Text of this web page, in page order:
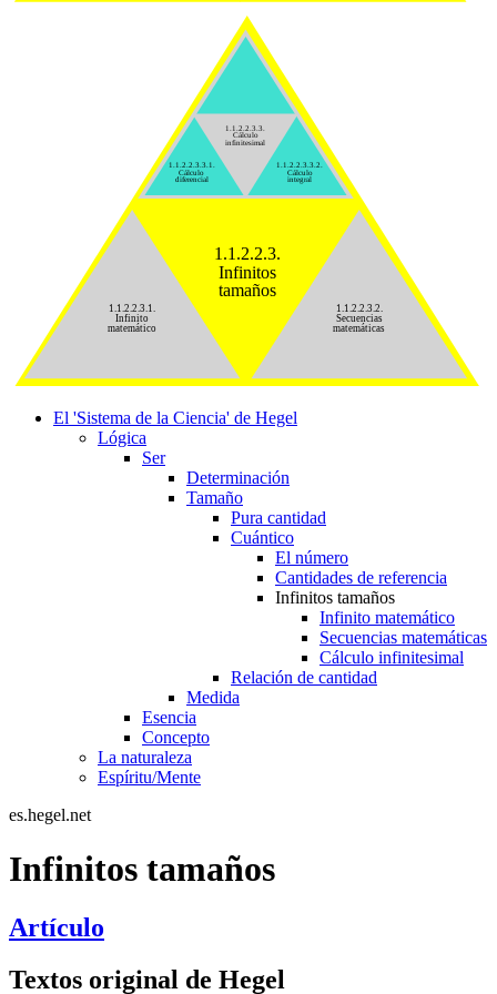
1.1.2.2.3.
Infinitos
tamaños
1.1.2.2.3.1.
Infinito
matemático
1.1.2.2.3.2.
Secuencias
matemáticas
1.1.2.2.3.3.
Cálculo
infinitesimal
1.1.2.2.3.3.1.
Cálculo
diferencial
1.1.2.2.3.3.2.
Cálculo
integral
El 'Sistema de la Ciencia' de Hegel
Lógica
Ser
Determinación
Tamaño
Pura cantidad
Cuántico
El número
Cantidades de referencia
Infinitos tamaños
Infinito matemático
Secuencias matemáticas
Cálculo infinitesimal
Relación de cantidad
Medida
Esencia
Concepto
La naturaleza
Espíritu/Mente
es.hegel.net
Infinitos tamaños
Artículo
Textos original de Hegel